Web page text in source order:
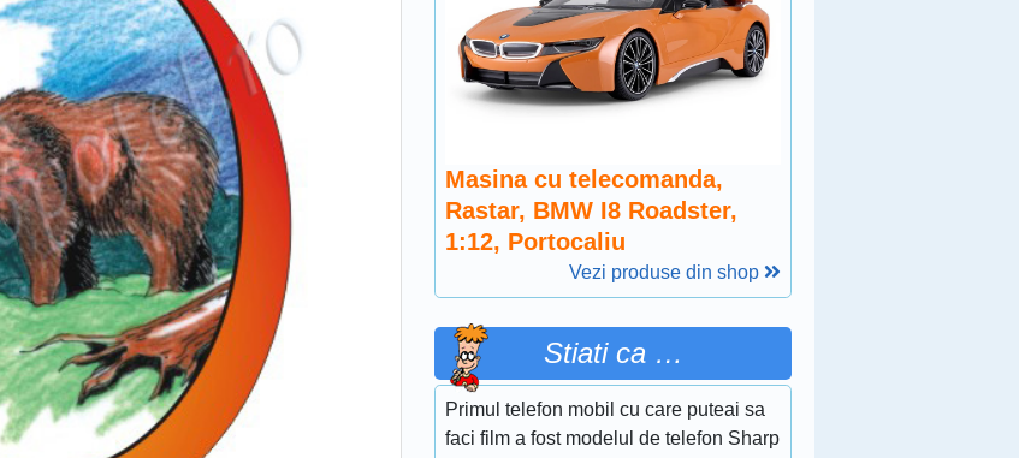
Masina cu telecomanda,
Rastar, BMW I8 Roadster,
1:12, Portocaliu
Vezi produse din shop
Stiati ca …
Primul telefon mobil cu care puteai sa
faci film a fost modelul de telefon Sharp